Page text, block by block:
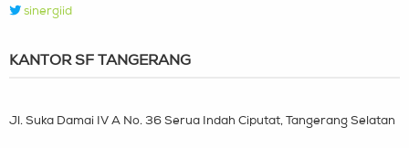
sinergiid
KANTOR SF TANGERANG
Jl. Suka Damai IV A No. 36 Serua Indah Ciputat, Tangerang Selatan